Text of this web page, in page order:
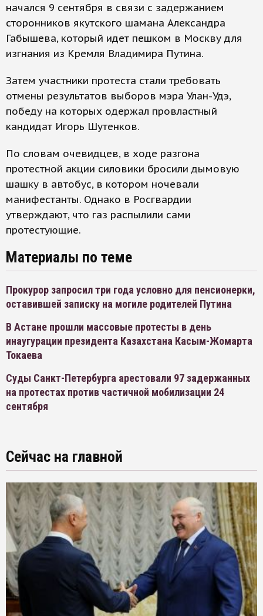
начался 9 сентября в связи с задержанием
сторонников якутского шамана Александра
Габышева, который идет пешком в Москву для
изгнания из Кремля Владимира Путина.
Затем участники протеста стали требовать
отмены результатов выборов мэра Улан-Удэ,
победу на которых одержал провластный
кандидат Игорь Шутенков.
По словам очевидцев, в ходе разгона
протестной акции силовики бросили дымовую
шашку в автобус, в котором ночевали
манифестанты. Однако в Росгвардии
утверждают, что газ распылили сами
протестующие.
Материалы по теме
Прокурор запросил три года условно для пенсионерки,
оставившей записку на могиле родителей Путина
В Астане прошли массовые протесты в день
инаугурации президента Казахстана Касым-Жомарта
Токаева
Суды Санкт-Петербурга арестовали 97 задержанных
на протестах против частичной мобилизации 24
сентября
Сейчас на главной